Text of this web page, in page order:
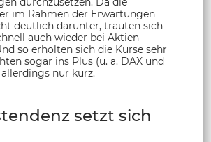
im Rahmen der Erwartungen
deutlich darunter, trauten sich
auch wieder bei Aktien
so erholten sich die Kurse sehr
sogar ins Plus (u. a. DAX und
allerdings nur kurz.
setzt sich